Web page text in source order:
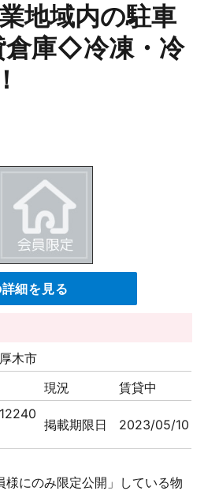
地域内の駐車
倉庫◇冷凍・冷
細を見る
厚木市
現況 賃貸中
掲載期限日 2023/05/10
様にのみ限定公開」している物